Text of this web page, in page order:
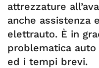
attrezzature
anche assistenza
elettrauto. È in
problematica
ed i tempi brevi.